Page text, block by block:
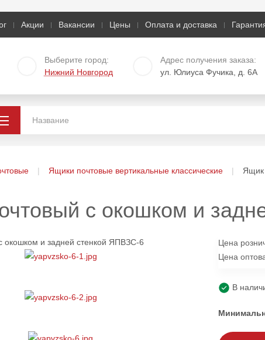
Акции Вакансии Цены Оплата и доставка
Выберите город:
Нижний Новгород
Адрес получения заказа:
ул. Юлиуса Фучика, д. 6А
Ящики почтовые вертикальные классические Ящик
с окошком и
Цена
Цена
В